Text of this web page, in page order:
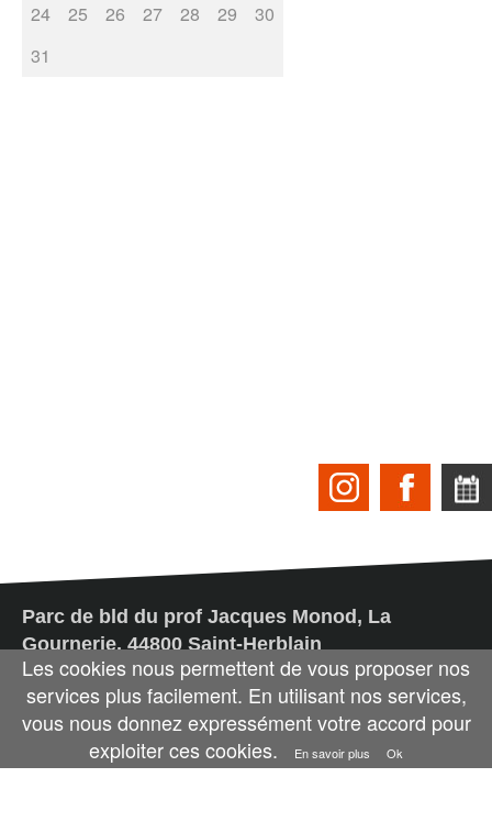
24
25 26 27 28 29
30
31
Parc de bld du prof Jacques Monod, La
Gournerie, 44800 Saint-Herblain​
TÉLÉPHONEZ NOUS AU 02 40 40 55 90
Vous pouvez aussi nous contacterPAR MAIL
Les cookies nous permettent de vous proposer nos
services plus facilement. En utilisant nos services,
vous nous donnez expressément votre accord pour
exploiter ces cookies.
En savoir plus Ok